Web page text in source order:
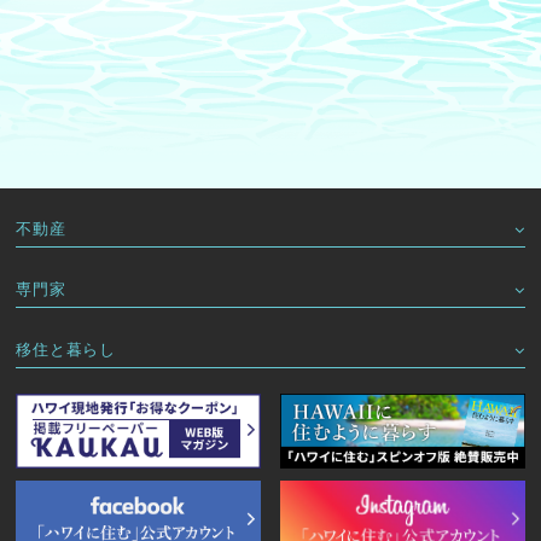
不動産
専門家
移住と暮らし